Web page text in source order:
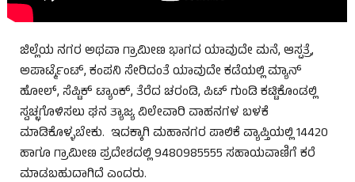
ಜಿಲ್ಲೆಯ ನಗರ ಅಥವಾ ಗ್ರಾಮೀಣ ಭಾಗದ ಯಾವುದೇ ಮನೆ, ಆಸ್ಪತ್ರೆ,
ಅಪಾರ್ಟ್ಮೆಂಟ್, ಕಂಪನಿ ಸೇರಿದಂತೆ ಯಾವುದೇ ಕಡೆಯಲ್ಲಿ ಮ್ಯಾನ್
ಹೋಲ್, ಸೆಪ್ಟಿಕ್ ಟ್ಯಾಂಕ್, ತೆರೆದ ಚರಂಡಿ, ಪಿಟ್ ಗುಂಡಿ ಕಟ್ಟಿಕೊಂಡಲ್ಲಿ
ಸ್ವಚ್ಛಗೊಳಿಸಲು ಘನ ತ್ಯಾಜ್ಯ ವಿಲೇವಾರಿ ವಾಹನಗಳ ಬಳಕೆ
ಮಾಡಿಕೊಳ್ಳಬೇಕು. ಇದಕ್ಕಾಗಿ ಮಹಾನಗರ ಪಾಲಿಕೆ ವ್ಯಾಪ್ತಿಯಲ್ಲಿ 14420
ಹಾಗೂ ಗ್ರಾಮೀಣ ಪ್ರದೇಶದಲ್ಲಿ 9480985555 ಸಹಾಯವಾಣಿಗೆ ಕರೆ
ಮಾಡಬಹುದಾಗಿದೆ ಎಂದರು.